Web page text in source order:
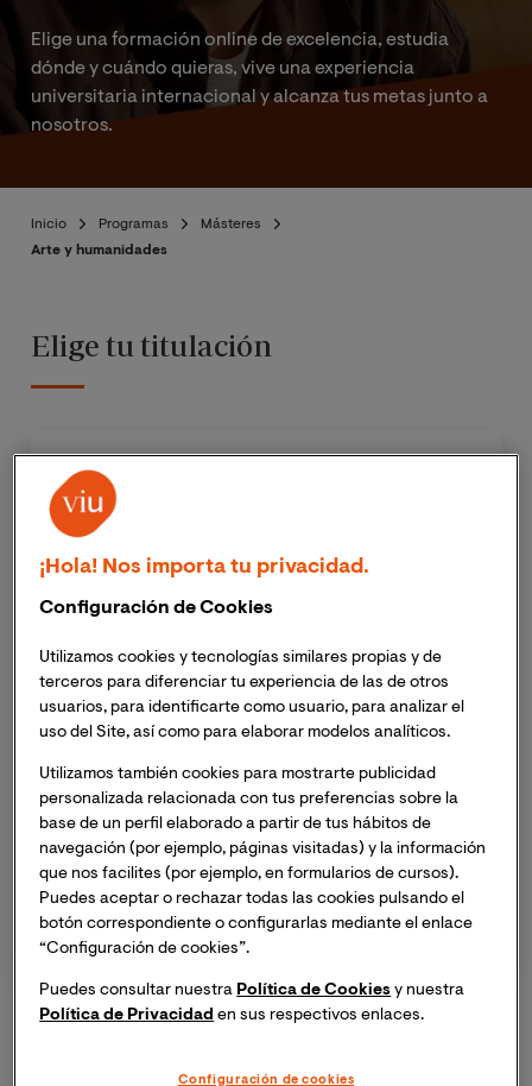
Elige una formación online de excelencia, estudia
dónde y cuándo quieras, vive una experiencia
universitaria internacional y alcanza tus metas junto a
nosotros.
Inicio Programas
Másteres
Arte y humanidades
Elige tu titulación
Tipo de estudios
Grados
Másteres
Area de conocimientos
Artes y Humanidades
Ciencia y Tecnología
Ciencias de la Salud
Comunicación
Educación
Empresa
Jurídico
¡Hola! Nos importa tu privacidad.
Configuración de Cookies
Utilizamos cookies y tecnologías similares propias y de
terceros para diferenciar tu experiencia de las de otros
usuarios, para identificarte como usuario, para analizar el
uso del Site, así como para elaborar modelos analíticos.
Utilizamos también cookies para mostrarte publicidad
personalizada relacionada con tus preferencias sobre la
base de un perfil elaborado a partir de tus hábitos de
navegación (por ejemplo, páginas visitadas) y la información
que nos facilites (por ejemplo, en formularios de cursos).
Puedes aceptar o rechazar todas las cookies pulsando el
botón correspondiente o configurarlas mediante el enlace
“Configuración de cookies”.
Puedes consultar nuestra Política de Cookies y nuestra
Política de Privacidad en sus respectivos enlaces.
Configuración de cookies